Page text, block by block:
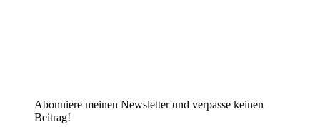
Abonniere meinen Newsletter und verpasse keinen
Beitrag!